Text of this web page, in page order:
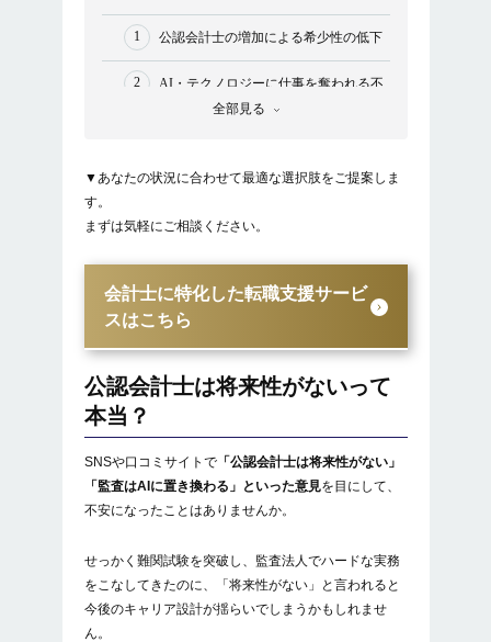
公認会計士の増加による希少性の低下
AI・テクノロジーに仕事を奪われる不
会計士に求められる役割が広がってい
る
専門性と信頼性が武器になる資格であ
AIと公認会計士の関係は今後どうなる？
将来性のある公認会計士とそうでない公認会計
士の違い
環境の変化に適応できる
キャリアを主体的に考えている
全部見る
▼あなたの状況に合わせて最適な選択肢をご提案しま
す。
まずは気軽にご相談ください。
会計士に特化した転職支援サービ
スはこちら
公認会計士は将来性がないって
本当？
SNSや口コミサイトで「公認会計士は将来性がない」
「監査はAIに置き換わる」といった意見を目にして、
不安になったことはありませんか。
せっかく難関試験を突破し、監査法人でハードな実務
をこなしてきたのに、「将来性がない」と言われると
今後のキャリア設計が揺らいでしまうかもしれませ
ん。